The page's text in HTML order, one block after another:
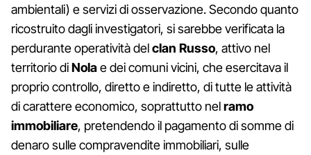
ambientali) e servizi di osservazione. Secondo quanto
ricostruito dagli investigatori, si sarebbe verificata la
perdurante operatività delclan Russo, attivo nel
territorio diNolae dei comuni vicini, che esercitava il
proprio controllo, diretto e indiretto, di tutte le attività
di carattere economico, soprattutto nelramo
immobiliare, pretendendo il pagamento di somme di
denaro sulle compravendite immobiliari, sulle